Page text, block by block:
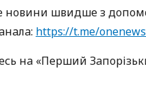
нoвини швидше з
https://t.me/
нa «Перший